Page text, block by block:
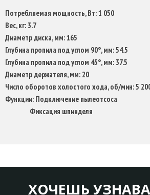
Потребляемая мощность, Вт: 1 050
Вес, кг: 3.7
Диаметр диска, мм: 165
Глубина пропила под углом 90°, мм: 54.5
Глубина пропила под углом 45°, мм: 37.5
Диаметр держателя, мм: 20
Число оборотов холостого хода, об/мин: 5
Функции: Подключение пылеотсоса
Фиксация шпинделя
ХОЧЕШЬ